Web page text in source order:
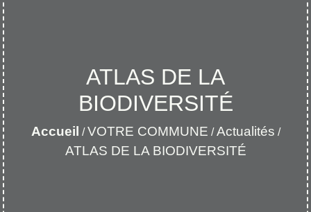
ATLAS DE LA
BIODIVERSITÉ
Accueil /VOTRE COMMUNE /Actualités /
ATLAS DE LA BIODIVERSITÉ